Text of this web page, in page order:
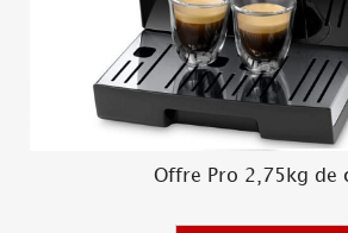
Offre Pro 2,75kg de